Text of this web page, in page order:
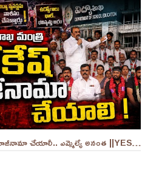
విద్యా శాఖ మంత్రి పదవి లోకేష్ రాజీనామా చేయాలీ.. ఎమ్మెల్యే అనంత ||YES 9TV